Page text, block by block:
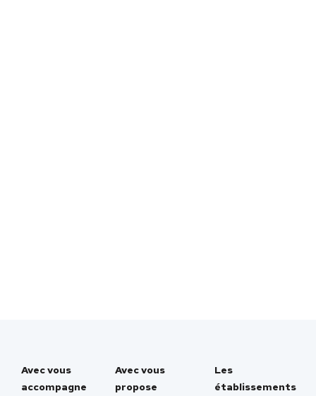
Avec vous
accompagne
Avec vous
propose
Les
établissements